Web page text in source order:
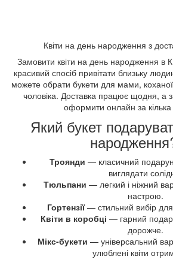
Квіти на день народження з
Замовити квіти на день народження в
красивий спосіб привітати близьку
можете обрати букети для мами,
чоловіка. Доставка працює щодня, а
оформити онлайн за
Який букет
Троянди — класичний
виглядати
Тюльпани — легкий і ніжний
настрою.
Гортензії— стильний вибір для
Квіти в коробці — гарний
дорожче.
Мікс-букети — універсальний
улюблені квіти